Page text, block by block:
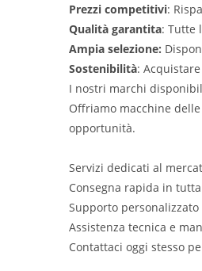
Prezzi competitivi:
Qualità garantita: Tutte
Ampia selezione:
Sostenibilità:
I nostri marchi
Offriamo macchine
opportunità.
Servizi dedicati al
Consegna rapida in
Supporto
Assistenza tecnica e
Contattaci oggi stesso